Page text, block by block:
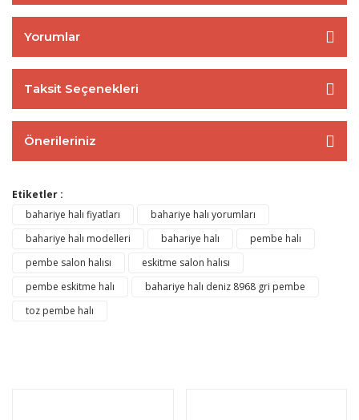
Yorumlar
Taksit Seçenekleri
Önerileriniz
Etiketler :
bahariye halı fiyatları
bahariye halı yorumları
bahariye halı modelleri
bahariye halı
pembe halı
pembe salon halısı
eskitme salon halısı
pembe eskitme halı
bahariye halı deniz 8968 gri pembe
toz pembe halı